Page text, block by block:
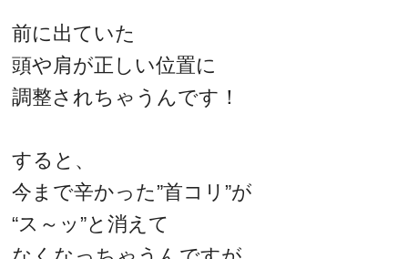
前に出ていた
頭や肩が正しい位置に
調整されちゃうんです！
すると、
今まで辛かった”首コリ”が
“ス～ッ”と消えて